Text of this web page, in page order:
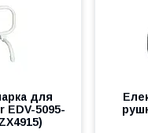
для
EDV-5095-